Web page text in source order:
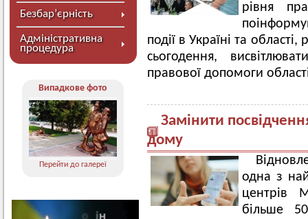
Безбар’єрність
Адміністративна
процедура
Випадкове фото
Перейти до галереї
рівня
події в Україні та
сьогодення,
правової допомоги
Замінити
дому
одна з
центрів
більше